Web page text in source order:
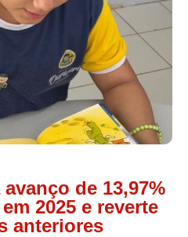
de 13,97%
2025 e reverte
anteriores